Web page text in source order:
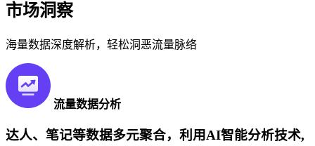
市场洞察
海量数据深度解析，轻松洞恶流量脉络
流量数据分析
达人、笔记等数据多元聚合，利用AI智能分析技术,